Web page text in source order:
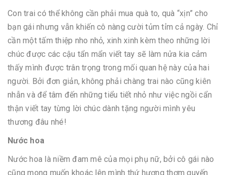
Con trai có thể không cần phải mua quà to, quà “xịn” cho
bạn gái nhưng vẫn khiến cô nàng cười tủm tỉm cả ngày. Chỉ
cần một tấm thiệp nho nhỏ, xinh xinh kèm theo những lời
chúc được các cậu tẩn mẩn viết tay sẽ làm nửa kia cảm
thấy mình được trân trọng trong mối quan hệ này của hai
người. Bởi đơn giản, không phải chàng trai nào cũng kiên
nhẫn và để tâm đến những tiểu tiết nhỏ như việc ngồi cẩn
thận viết tay từng lời chúc dành tặng người mình yêu
thương đâu nhé!
Nước hoa
Nước hoa là niềm đam mê của mọi phụ nữ, bởi cô gái nào
cũng mong muốn khoác lên mình thứ hương thơm quyến